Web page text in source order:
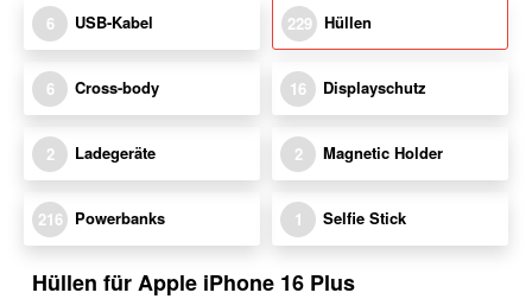
6 USB-Kabel 229 Hüllen
6 Cross-body 16 Displayschutz
2 Ladegeräte 2 Magnetic Holder
216 Powerbanks 1 Selfie Stick
Hüllen für Apple iPhone 16 Plus